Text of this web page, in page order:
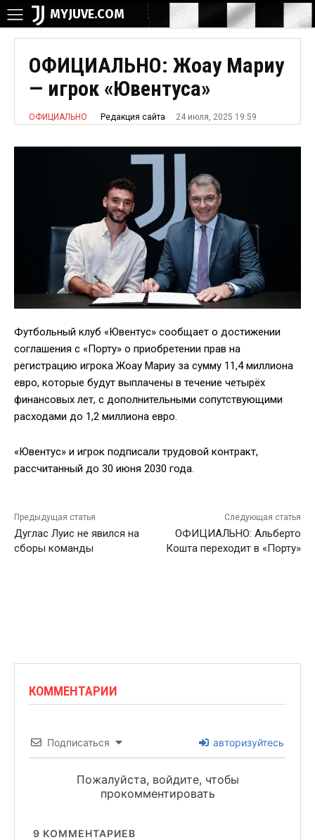
MYJUVE.COM
ОФИЦИАЛЬНО: Жоау Мариу
— игрок «Ювентуса»
ОФИЦИАЛЬНО Редакция сайта 24 июля, 2025 19:59
Футбольный клуб «Ювентус» сообщает о достижении
соглашения с «Порту» о приобретении прав на
регистрацию игрока Жоау Мариу за сумму 11,4 миллиона
евро, которые будут выплачены в течение четырёх
финансовых лет, с дополнительными сопутствующими
расходами до 1,2 миллиона евро.
«Ювентус» и игрок подписали трудовой контракт,
рассчитанный до 30 июня 2030 года.
Предыдущая статья
Дуглас Луис не явился на
сборы команды
Следующая статья
ОФИЦИАЛЬНО: Альберто
Кошта переходит в «Порту»
КОММЕНТАРИИ
Подписаться авторизуйтесь
Пожалуйста, войдите, чтобы
прокомментировать
9 КОММЕНТАРИЕВ